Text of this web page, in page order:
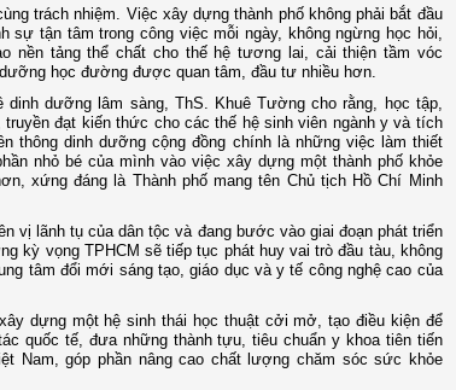
trách nhiệm. Việc xây dựng thành phố không phải bắt đầu
sự tận tâm trong công việc mỗi ngày, không ngừng học hỏi,
nền tảng thể chất cho thế hệ tương lai, cải thiện tầm vóc
học đường được quan tâm, đầu tư nhiều hơn.
dinh dưỡng lâm sàng, ThS. Khuê Tường cho rằng, học tập,
đạt kiến thức cho các thế hệ sinh viên ngành y và tích
thông dinh dưỡng cộng đồng chính là những việc làm thiết
nhỏ bé của mình vào việc xây dựng một thành phố khỏe
xứng đáng là Thành phố mang tên Chủ tịch Hồ Chí Minh
vị lãnh tụ của dân tộc và đang bước vào giai đoạn phát triển
kỳ vọng TPHCM sẽ tiếp tục phát huy vai trò đầu tàu, không
tâm đổi mới sáng tạo, giáo dục và y tế công nghệ cao của
dựng một hệ sinh thái học thuật cởi mở, tạo điều kiện để
quốc tế, đưa những thành tựu, tiêu chuẩn y khoa tiên tiến
Nam, góp phần nâng cao chất lượng chăm sóc sức khỏe